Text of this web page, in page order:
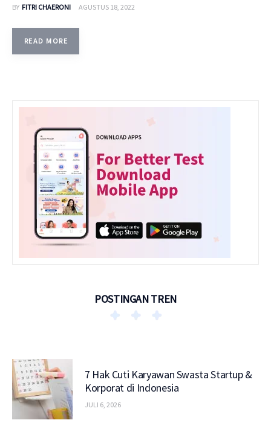
Mengapa Good Doctor
Berita
BY FITRI CHAERONI AGUSTUS 18, 2022
READ MORE
POSTINGAN TREN
7 Hak Cuti Karyawan Swasta Startup &
Korporat di Indonesia
JULI 6, 2026